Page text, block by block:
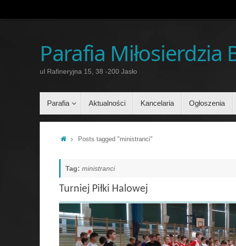
Parafia Miłosierdzia
ul Rafineryjna 15, 38 -200 Jasło
treści
Parafia Aktualności Kancelaria Ogłoszenia
HomePosts tagged "ministranci"
Tag: ministranci
Turniej Piłki Halowej